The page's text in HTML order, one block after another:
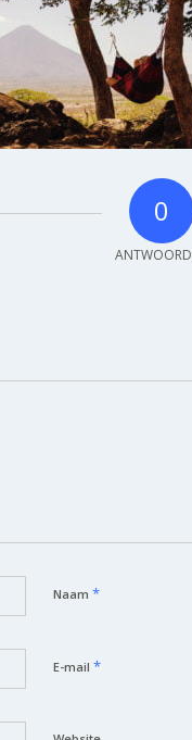
0
Naam *
E-mail *